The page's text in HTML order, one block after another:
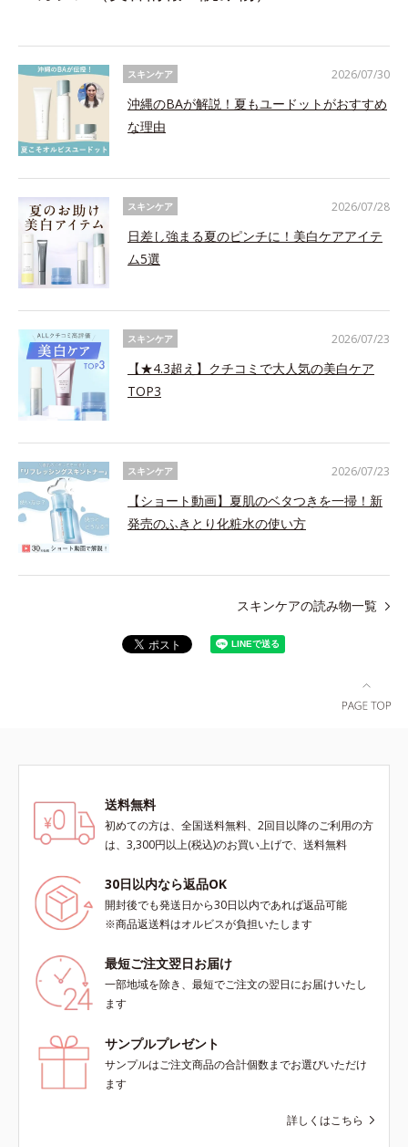
スキンケア
沖縄のBAが解説！夏もユードットがおすすめ
な理由
2026/07/30
スキンケア
日差し強まる夏のピンチに！美白ケアアイテ
ム5選
2026/07/28
スキンケア
【★4.3超え】クチコミで大人気の美白ケア
TOP3
2026/07/23
スキンケア
【ショート動画】夏肌のベタつきを一掃！新
発売のふきとり化粧水の使い方
2026/07/23
スキンケアの読み物一覧
送料無料
初めての方は、全国送料無料、2回目以降のご利用の方
は、3,300円以上(税込)のお買い上げで、送料無料
30日以内なら返品OK
開封後でも発送日から30日以内であれば返品可能
※商品返送料はオルビスが負担いたします
最短ご注文翌日お届け
一部地域を除き、最短でご注文の翌日にお届けいたし
ます
サンプルプレゼント
サンプルはご注文商品の合計個数までお選びいただけ
ます
詳しくはこちら